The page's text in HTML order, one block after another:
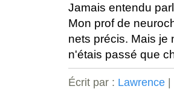
Jamais entendu
Mon prof de
nets précis. Mais je
n'étais passé que
Écrit par : Lawrence